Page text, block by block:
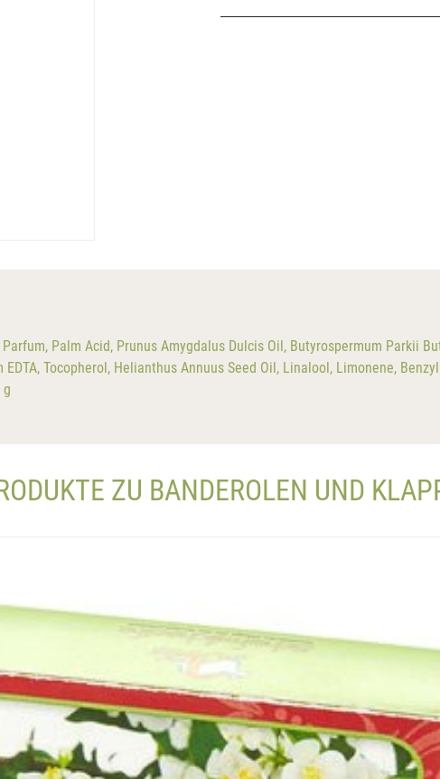
Palm Acid, Prunus Amygdalus Dulcis Oil, Butyrospermum Parkii
Tocopherol, Helianthus Annuus Seed Oil, Linalool, Limonene,
g
ZU BANDEROLEN UND